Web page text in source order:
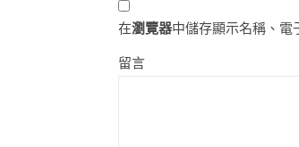
在瀏覽器中儲存顯示名稱、電
留言